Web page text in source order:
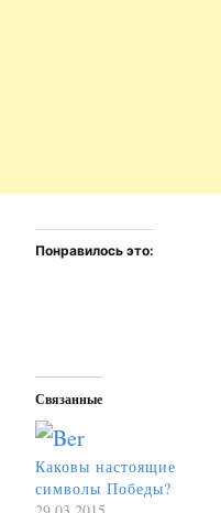
Понравилось это:
Связанные
Каковы настоящие
символы Победы?